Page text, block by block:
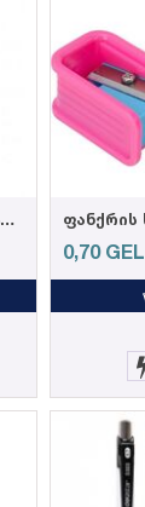
კალამი ბურთულიანი Bullet tip 0.7mm BLACK Q01620,DELI
0,70 GEL